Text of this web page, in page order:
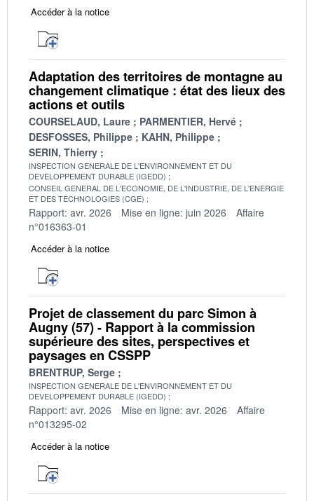
Accéder à la notice
Adaptation des territoires de montagne au
changement climatique : état des lieux des
actions et outils
COURSELAUD, Laure
PARMENTIER, Hervé
DESFOSSES, Philippe
KAHN, Philippe
SERIN, Thierry
INSPECTION GENERALE DE L'ENVIRONNEMENT ET DU
DEVELOPPEMENT DURABLE (IGEDD)
CONSEIL GENERAL DE L'ECONOMIE, DE L'INDUSTRIE, DE L'ENERGIE
ET DES TECHNOLOGIES (CGE)
Rapport: avr. 2026 Mise en ligne: juin 2026
Affaire
n°016363-01
Accéder à la notice
Projet de classement du parc Simon à
Augny (57) - Rapport à la commission
supérieure des sites, perspectives et
paysages en CSSPP
BRENTRUP, Serge
INSPECTION GENERALE DE L'ENVIRONNEMENT ET DU
DEVELOPPEMENT DURABLE (IGEDD)
Rapport: avr. 2026 Mise en ligne: avr. 2026
Affaire
n°013295-02
Accéder à la notice